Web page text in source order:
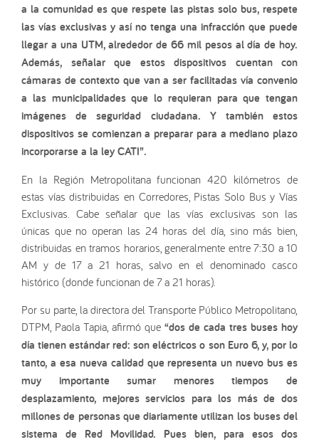
a la comunidad es que respete las pistas solo bus, respete
las vías exclusivas y así no tenga una infracción que puede
llegar a una UTM, alrededor de 66 mil pesos al día de hoy.
Además, señalar que estos dispositivos cuentan con
cámaras de contexto que van a ser facilitadas vía convenio
a las municipalidades que lo requieran para que tengan
imágenes de seguridad ciudadana. Y también estos
dispositivos se comienzan a preparar para a mediano plazo
incorporarse a la ley CATI”.
En la Región Metropolitana funcionan 420 kilómetros de
estas vías distribuidas en Corredores, Pistas Solo Bus y Vías
Exclusivas. Cabe señalar que las vías exclusivas son las
únicas que no operan las 24 horas del día, sino más bien,
distribuidas en tramos horarios, generalmente entre 7:30 a 10
AM y de 17 a 21 horas, salvo en el denominado casco
histórico (donde funcionan de 7 a 21 horas).
Por su parte, la directora del Transporte Público Metropolitano,
DTPM, Paola Tapia, afirmó que “dos de cada tres buses hoy
día tienen estándar red: son eléctricos o son Euro 6, y, por lo
tanto, a esa nueva calidad que representa un nuevo bus es
muy importante sumar menores tiempos de
desplazamiento, mejores servicios para los más de dos
millones de personas que diariamente utilizan los buses del
sistema de Red Movilidad. Pues bien, para esos dos